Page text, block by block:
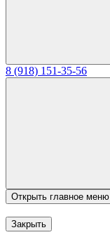
8 (918) 151-35-56
Открыть главное меню
Закрыть